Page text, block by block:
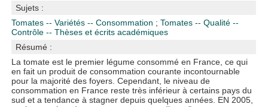
Sujets :
Tomates -- Variétés -- Consommation ;Tomates -- Qualité --
Contrôle -- Thèses et écrits académiques
Résumé :
La tomate est le premier légume consommé en France, ce qui
en fait un produit de consommation courante incontournable
pour la majorité des foyers. Cependant, le niveau de
consommation en France reste très inférieur à certains pays du
sud et a tendance à stagner depuis quelques années. EN 2005,